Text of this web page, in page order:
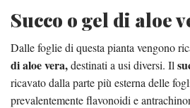
Succo o gel di aloe
Dalle foglie di questa pianta vengono
di aloe vera,destinati a usi diversi. Il
ricavato dalla parte più esterna delle
prevalentemente flavonoidi e